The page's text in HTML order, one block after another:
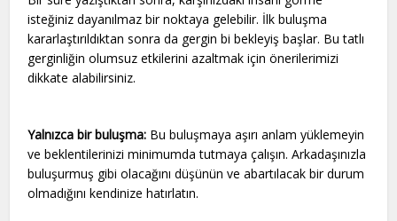
isteğiniz dayanılmaz bir noktaya gelebilir. İlk buluşma
kararlaştırıldıktan sonra da gergin bi bekleyiş başlar. Bu tatlı
gerginliğin olumsuz etkilerini azaltmak için önerilerimizi
dikkate alabilirsiniz.
Yalnızca bir buluşma: Bu buluşmaya aşırı anlam yüklemeyin
ve beklentilerinizi minimumda tutmaya çalışın. Arkadaşınızla
buluşurmuş gibi olacağını düşünün ve abartılacak bir durum
olmadığını kendinize hatırlatın.